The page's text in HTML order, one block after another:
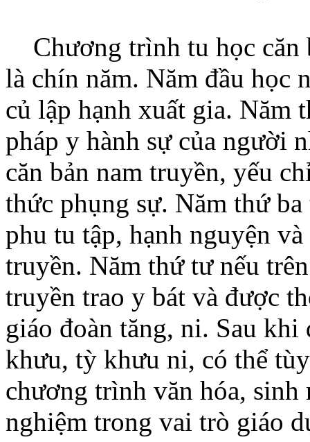
Chương trình tu học căn
là chín năm. Năm đầu học
củ lập hạnh xuất gia. Năm
pháp y hành sự của người
căn bản nam truyền, yếu
thức phụng sự. Năm thứ
phu tu tập, hạnh nguyện
truyền. Năm thứ tư nếu
truyền trao y bát và được
giáo đoàn tăng, ni. Sau
khưu, tỳ khưu ni, có thể
chương trình văn hóa,
nghiệm trong vai trò giáo